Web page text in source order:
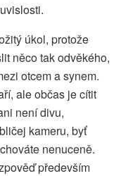
úkol, protože
něco tak odvěkého,
otcem a synem.
ale občas je cítit
není divu,
kameru, byť
nenuceně.
především